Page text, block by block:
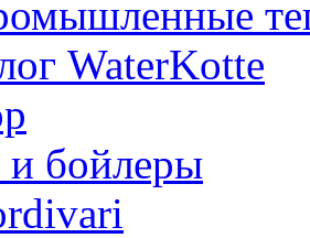
WaterKotte
и бойлеры